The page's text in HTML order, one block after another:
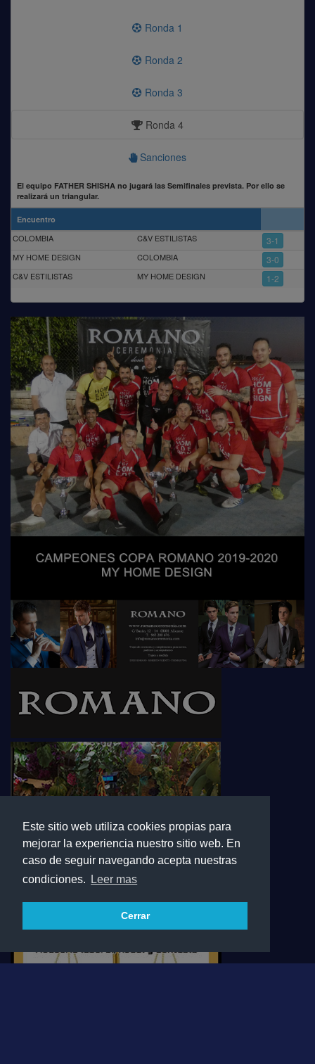
Este sitio web utiliza cookies propias para
mejorar la experiencia nuestro sitio web. En
caso de seguir navegando acepta nuestras
condiciones.
Leer mas
Cerrar
Ronda 1
Ronda 2
Ronda 3
Ronda 4
Sanciones
El equipo FATHER SHISHA no jugará las Semifinales prevista. Por ello se
realizará un triangular.
Encuentro
COLOMBIA C&V ESTILISTAS 3-1
MY HOME DESIGN COLOMBIA 3-0
C&V ESTILISTAS MY HOME DESIGN 1-2